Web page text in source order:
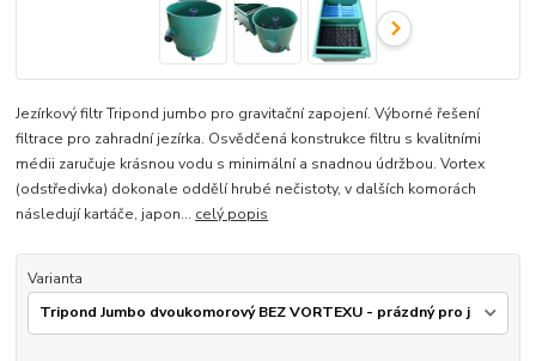
Jezírkový filtr Tripond jumbo pro gravitační zapojení. Výborné řešení
filtrace pro zahradní jezírka. Osvědčená konstrukce filtru s kvalitními
médii zaručuje krásnou vodu s minimální a snadnou údržbou. Vortex
(odstředivka) dokonale oddělí hrubé nečistoty, v dalších komorách
následují kartáče, japon... celý popis
Varianta